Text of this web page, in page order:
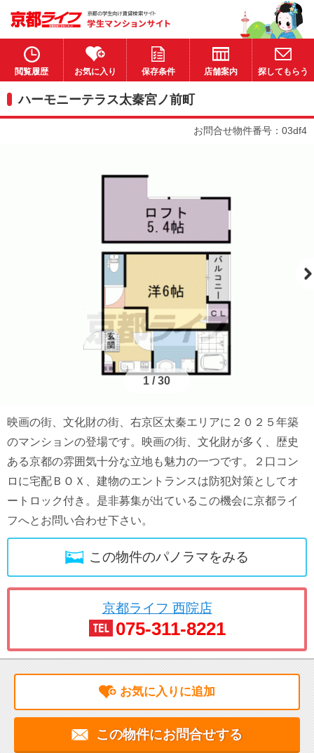
閲覧履歴 お気に入り 保存条件 店舗案内 探してもらう
ハーモニーテラス太秦宮ノ前町
お問合せ物件番号：03df4
1 /30
映画の街、文化財の街、右京区太秦エリアに２０２５年築
のマンションの登場です。映画の街、文化財が多く、歴史
ある京都の雰囲気十分な立地も魅力の一つです。２口コン
ロに宅配ＢＯＸ、建物のエントランスは防犯対策としてオ
ートロック付き。是非募集が出ているこの機会に京都ライ
フへとお問い合わせ下さい。
この物件のパノラマをみる
京都ライフ 西院店
075-311-8221
お気に入りに追加
この物件にお問合せする